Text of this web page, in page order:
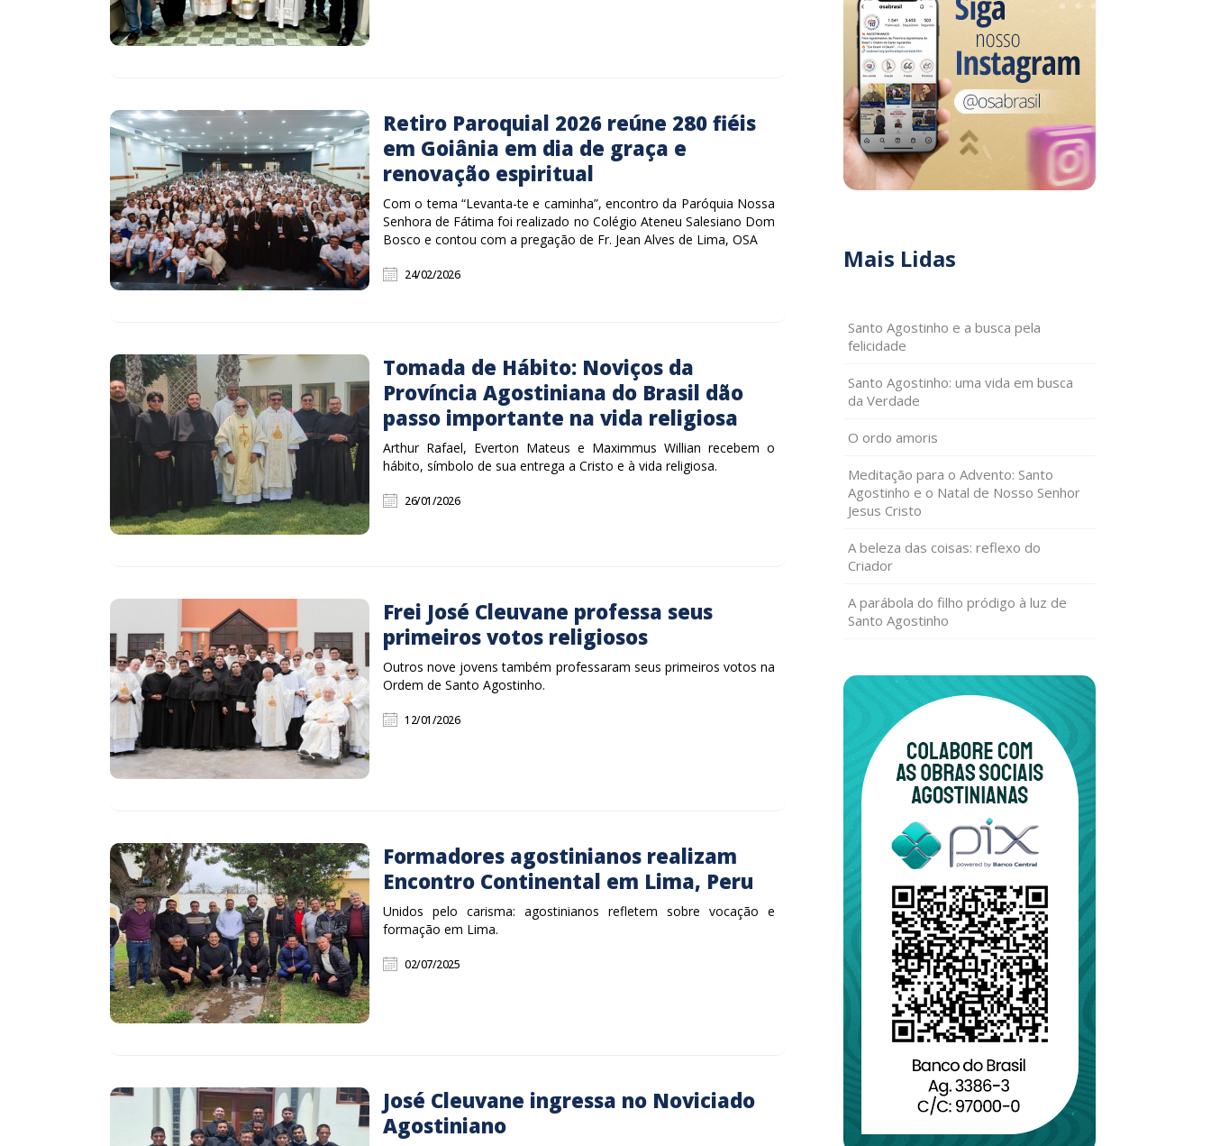
Retiro Paroquial 2026 reúne 280 fiéis
em Goiânia em dia de graça e
renovação espiritual
Com o tema “Levanta-te e caminha”, encontro da Paróquia Nossa
Senhora de Fátima foi realizado no Colégio Ateneu Salesiano Dom
Bosco e contou com a pregação de Fr. Jean Alves de Lima, OSA
24/02/2026
Tomada de Hábito: Noviços da
Província Agostiniana do Brasil dão
passo importante na vida religiosa
Arthur Rafael, Everton Mateus e Maximmus Willian recebem o
hábito, símbolo de sua entrega a Cristo e à vida religiosa.
26/01/2026
Frei José Cleuvane professa seus
primeiros votos religiosos
Outros nove jovens também professaram seus primeiros votos na
Ordem de Santo Agostinho.
12/01/2026
Formadores agostinianos realizam
Encontro Continental em Lima, Peru
Unidos pelo carisma: agostinianos refletem sobre vocação e
formação em Lima.
02/07/2025
José Cleuvane ingressa no Noviciado
Agostiniano
Mais Lidas
Santo Agostinho e a busca pela
felicidade
Santo Agostinho: uma vida em busca
da Verdade
O ordo amoris
Meditação para o Advento: Santo
Agostinho e o Natal de Nosso Senhor
Jesus Cristo
A beleza das coisas: reflexo do
Criador
A parábola do filho pródigo à luz de
Santo Agostinho